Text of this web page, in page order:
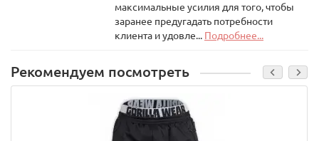
максимальные усилия для того, чтобы
заранее предугадать потребности
клиента и удовле... Подробнее...
Рекомендуем посмотреть